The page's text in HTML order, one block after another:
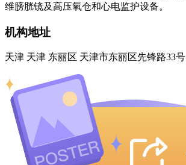
维膀胱镜及高压氧仓和心电监护设备。
机构地址
天津 天津 东丽区 天津市东丽区先锋路33号